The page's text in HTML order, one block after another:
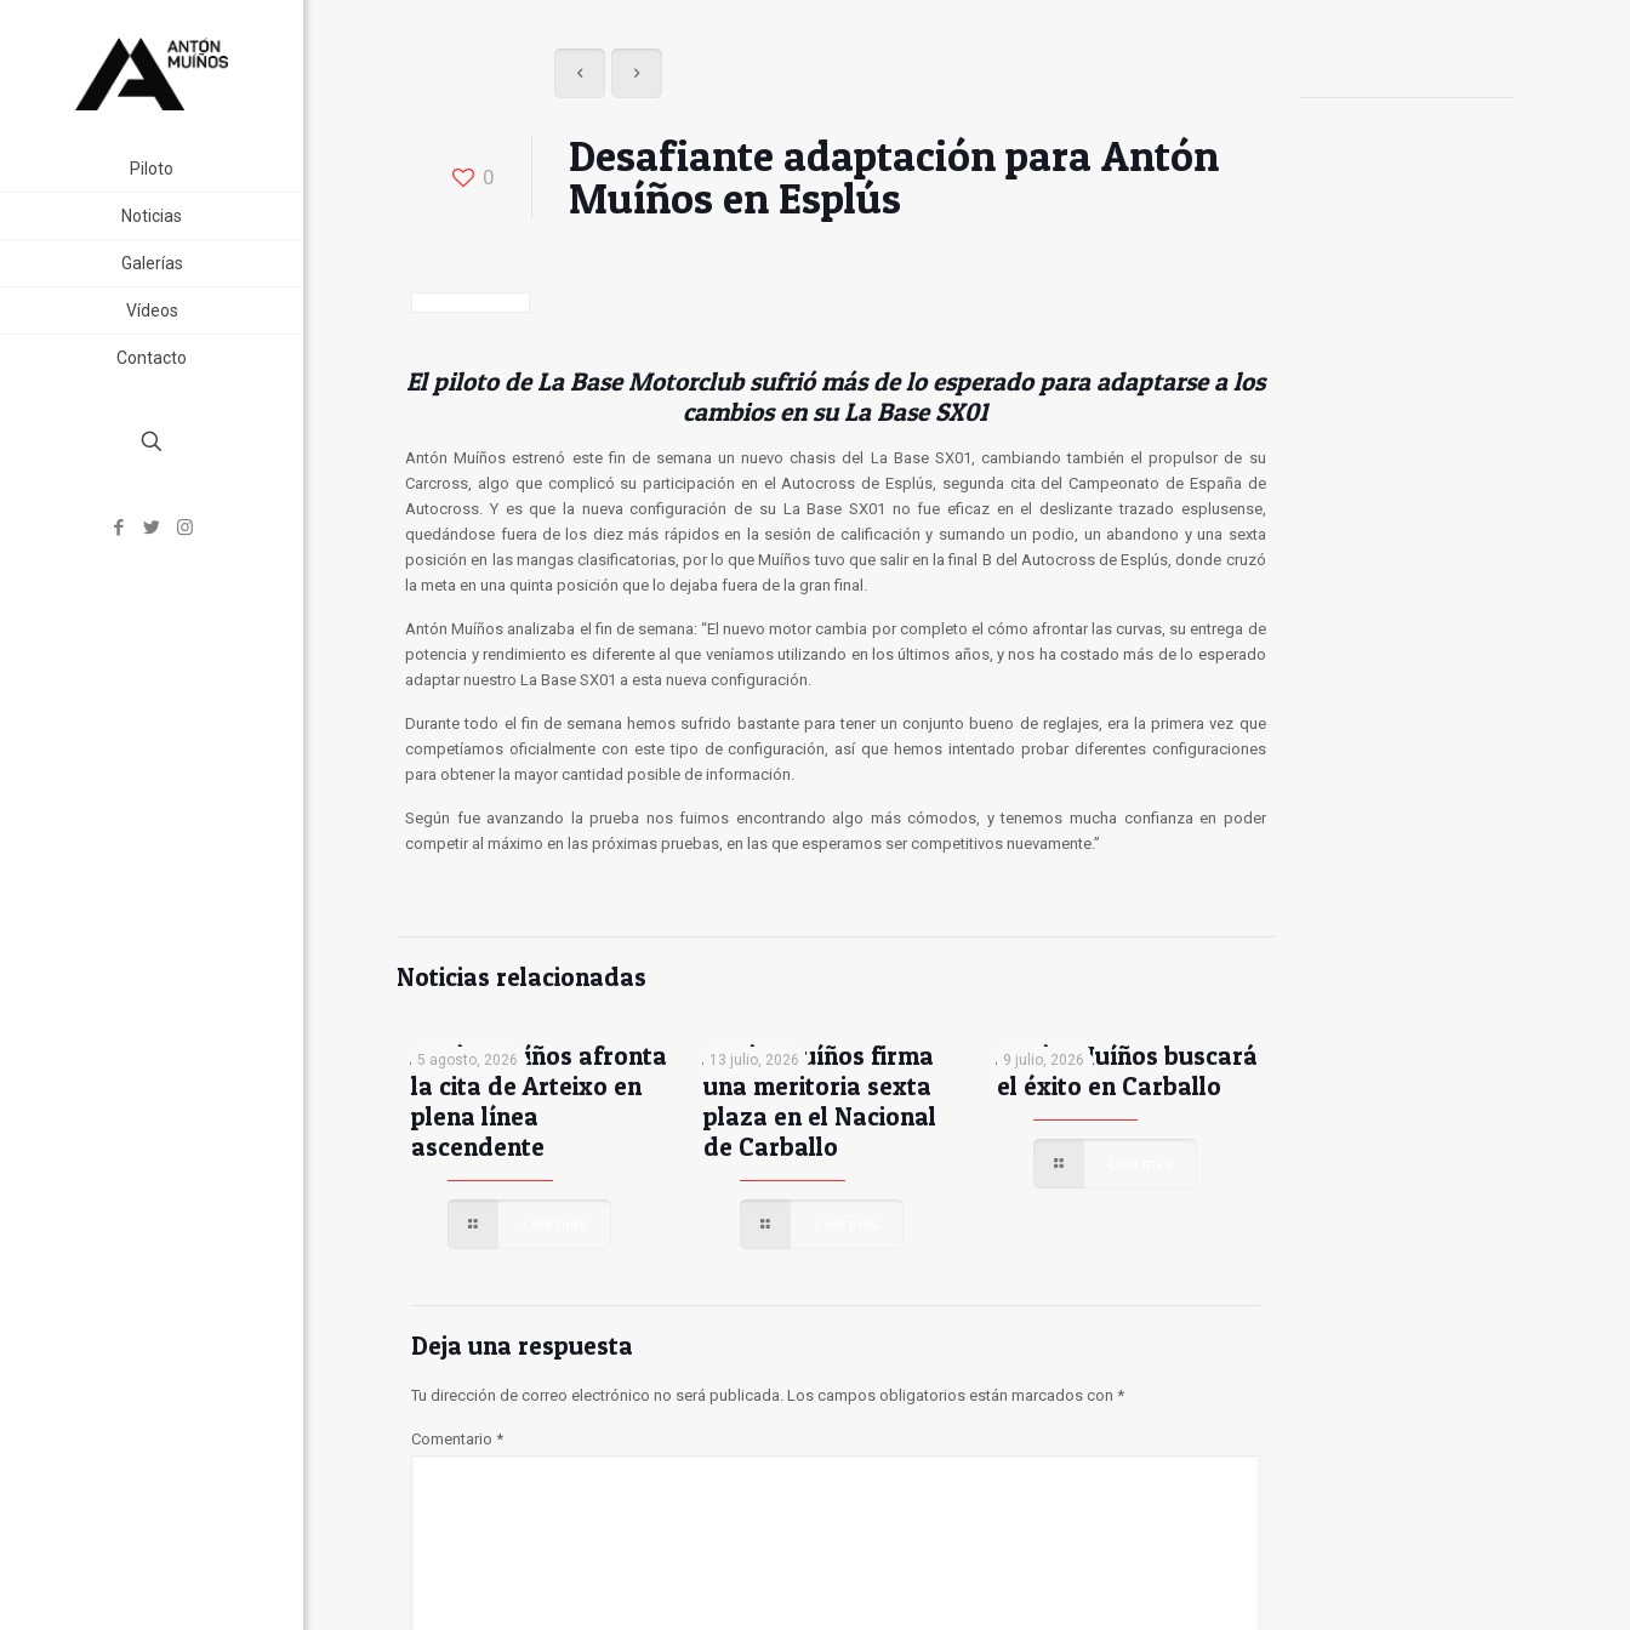
Piloto
Noticias
Galerías
Vídeos
Contacto
0
Desafiante adaptación para Antón
Muíños en Esplús
El piloto de La Base Motorclub sufrió más de lo esperado para adaptarse a los
cambios en su La Base SX01
Antón Muíños estrenó este fin de semana un nuevo chasis del La Base SX01, cambiando también el propulsor de su
Carcross, algo que complicó su participación en el Autocross de Esplús, segunda cita del Campeonato de España de
Autocross. Y es que la nueva configuración de su La Base SX01 no fue eficaz en el deslizante trazado esplusense,
quedándose fuera de los diez más rápidos en la sesión de calificación y sumando un podio, un abandono y una sexta
posición en las mangas clasificatorias, por lo que Muíños tuvo que salir en la final B del Autocross de Esplús, donde cruzó
la meta en una quinta posición que lo dejaba fuera de la gran final.
Antón Muíños analizaba el fin de semana: “El nuevo motor cambia por completo el cómo afrontar las curvas, su entrega de
potencia y rendimiento es diferente al que veníamos utilizando en los últimos años, y nos ha costado más de lo esperado
adaptar nuestro La Base SX01 a esta nueva configuración.
Durante todo el fin de semana hemos sufrido bastante para tener un conjunto bueno de reglajes, era la primera vez que
competíamos oficialmente con este tipo de configuración, así que hemos intentado probar diferentes configuraciones
para obtener la mayor cantidad posible de información.
Según fue avanzando la prueba nos fuimos encontrando algo más cómodos, y tenemos mucha confianza en poder
competir al máximo en las próximas pruebas, en las que esperamos ser competitivos nuevamente.”
Noticias relacionadas
5 agosto, 2026
Antón Muíños afronta
la cita de Arteixo en
plena línea
ascendente
13 julio, 2026
Antón Muíños firma
una meritoria sexta
plaza en el Nacional
de Carballo
9 julio, 2026
Antón Muíños buscará
el éxito en Carballo
Deja una respuesta
Tu dirección de correo electrónico no será publicada. Los campos obligatorios están marcados con *
Comentario *